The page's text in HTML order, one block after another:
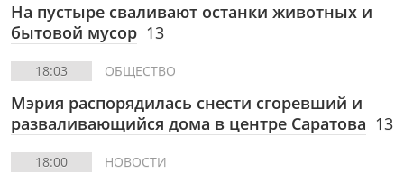
На пустыре сваливают останки животных и
бытовой мусор 13
18:03 ОБЩЕСТВО
Мэрия распорядилась снести сгоревший и
разваливающийся дома в центре Саратова 13
18:00 НОВОСТИ